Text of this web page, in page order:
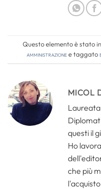
Questo elemento è stato
amministrazionee taggato
MICOL
questi il
Ho
che più